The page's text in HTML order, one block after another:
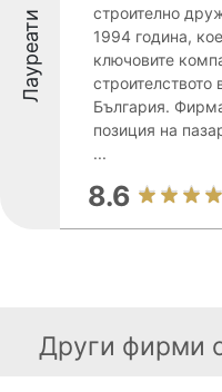
Лауреати
строително
1994 година,
ключовите
строителството
България.
позиция на
...
8.6
Други фирми